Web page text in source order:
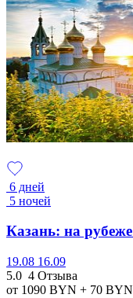
6 дней
5 ночей
Казань: на
19.08 16.09
5.0 4 Отзыва
от 1090 BYN + 70 BYN